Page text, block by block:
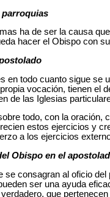
ha de ser la causa
hacer el Obispo con
en todo cuanto sigue
vocación, tienen el
de las Iglesias
todo, con la
estos ejercicios y
a los ejercicios
Obispo en el
se consagran al oficio
ser una ayuda
que